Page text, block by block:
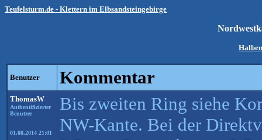
Teufelsturm.de - Klettern im Elbsandsteingebirge
Benutzer Kommentar
ThomasW
Authentifizierter
Benutzer
01.08.2014 21:01
Bis zweiten Ring siehe
NW-Kante. Bei der